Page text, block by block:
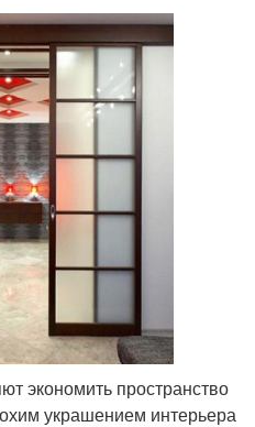
экономить пространство
украшением интерьера